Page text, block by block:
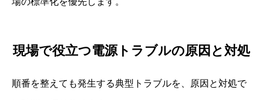
現場で役立つ電源トラブルの原因と対処
順番を整えても発生する典型トラブルを、原因と対処で